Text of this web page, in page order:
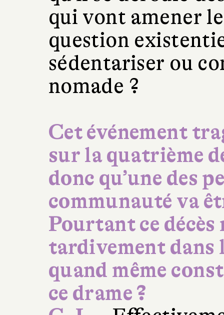
qui vont amener
question
sédentariser ou
nomade ?
Cet événement
sur la quatrième
donc qu’une des
communauté va
Pourtant ce
tardivement dans
quand même
ce drame ?